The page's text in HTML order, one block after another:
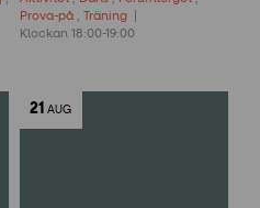
Prova-på
Träning
Klockan 18:00-19:00
21 AUG